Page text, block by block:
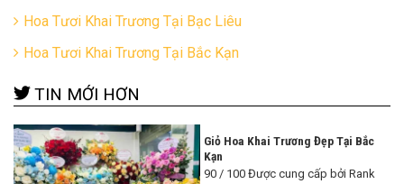
Hoa Tươi Khai Trương Tại Bạc Liêu
Hoa Tươi Khai Trương Tại Bắc Kạn
TIN MỚI HƠN
Giỏ Hoa Khai Trương Đẹp Tại Bắc
Kạn
90 / 100 Được cung cấp bởi Rank